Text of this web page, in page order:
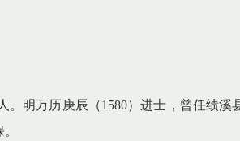
明万历庚辰（1580）进士，曾任绩溪